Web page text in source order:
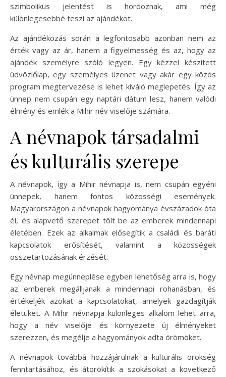
szimbolikus jelentést is hordoznak, ami még
különlegesebbé teszi az ajándékot.
Az ajándékozás során a legfontosabb azonban nem az
érték vagy az ár, hanem a figyelmesség és az, hogy az
ajándék személyre szóló legyen. Egy kézzel készített
üdvözlőlap, egy személyes üzenet vagy akár egy közös
program megtervezése is lehet kiváló meglepetés. Így az
ünnep nem csupán egy naptári dátum lesz, hanem valódi
élmény és emlék a Mihir név viselője számára.
A névnapok társadalmi
és kulturális szerepe
A névnapok, így a Mihir névnapja is, nem csupán egyéni
ünnepek, hanem fontos közösségi események.
Magyarországon a névnapok hagyománya évszázadok óta
él, és alapvető szerepet tölt be az emberek mindennapi
életében. Ezek az alkalmak elősegítik a családi és baráti
kapcsolatok erősítését, valamint a közösségek
összetartozásának érzését.
Egy névnap megünneplése egyben lehetőség arra is, hogy
az emberek megálljanak a mindennapi rohanásban, és
értékeljék azokat a kapcsolatokat, amelyek gazdagítják
életüket. A Mihir névnapja különleges alkalom lehet arra,
hogy a név viselője és környezete új élményeket
szerezzen, és megélje a hagyományok adta örömöket.
A névnapok továbbá hozzájárulnak a kulturális örökség
fenntartásához, és átörökítik a szokásokat a következő